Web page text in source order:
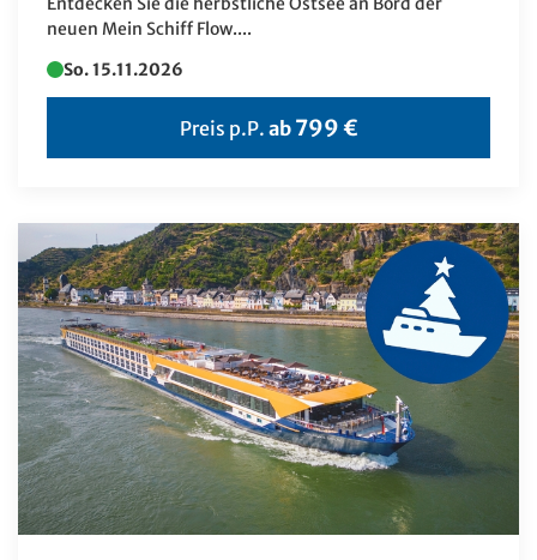
neuen Mein Schiff Flow....
So. 15.11.2026
Preis p.P. ab 799 €